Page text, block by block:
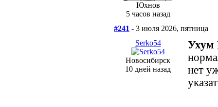
Юхнов
5 часов назад
#241 - 3 июля 2026, пятница
Serko54
Новосибирск
10 дней назад
Ухум
нет